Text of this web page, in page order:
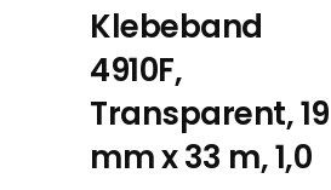
Klebeband
4910F,
Transparent, 19
mm x 33 m, 1,0